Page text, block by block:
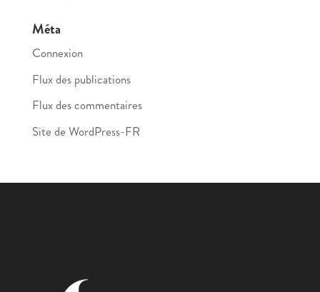
Méta
Connexion
Flux des publications
Flux des commentaires
Site de WordPress-FR